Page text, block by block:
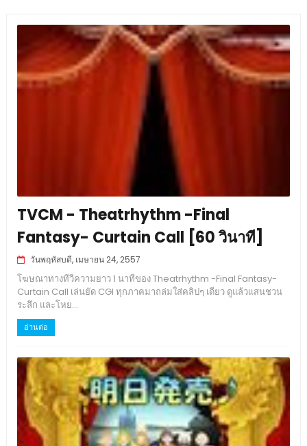
TVCM - Theatrhythm -Final
Fantasy- Curtain Call [60 วินาที]
วันพฤหัสบดี, เมษายน 24, 2557
โฆษณาทางทีวีความยาว 1 นาทีของ Theatrhythm -Final Fantasy-
Curtain Call เล่นยัด CGI ทุกภาคมาถล่มใส่คลิปๆ เดียว ดูแล้วแสนชวน
ระลึก และโหย...
อ่านต่อ